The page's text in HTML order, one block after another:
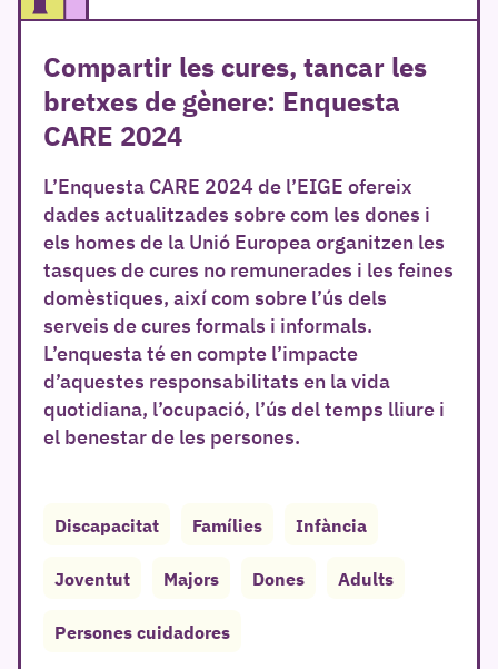
Compartir les cures, tancar les
bretxes de gènere: Enquesta
CARE 2024
L’Enquesta CARE 2024 de l’EIGE ofereix
dades actualitzades sobre com les dones i
els homes de la Unió Europea organitzen les
tasques de cures no remunerades i les feines
domèstiques, així com sobre l’ús dels
serveis de cures formals i informals.
L’enquesta té en compte l’impacte
d’aquestes responsabilitats en la vida
quotidiana, l’ocupació, l’ús del temps lliure i
el benestar de les persones.
Discapacitat Famílies Infància
Joventut Majors Dones Adults
Persones cuidadores